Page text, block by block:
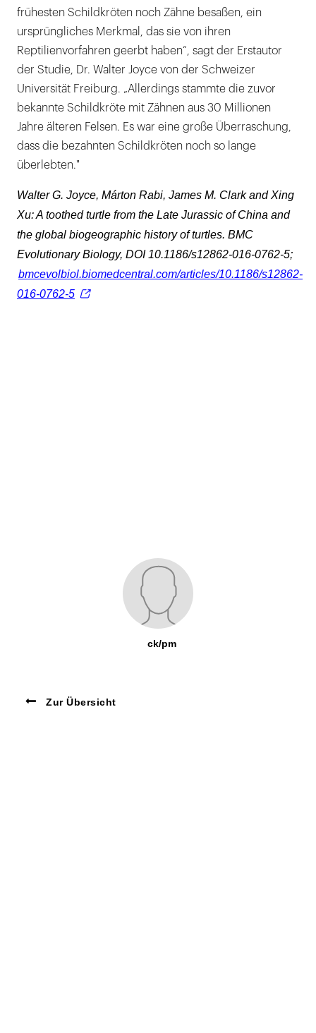
frühesten Schildkröten noch Zähne besaßen, ein
ursprüngliches Merkmal, das sie von ihren
Reptilienvorfahren geerbt haben“, sagt der Erstautor
der Studie, Dr. Walter Joyce von der Schweizer
Universität Freiburg. „Allerdings stammte die zuvor
bekannte Schildkröte mit Zähnen aus 30 Millionen
Jahre älteren Felsen. Es war eine große Überraschung,
dass die bezahnten Schildkröten noch so lange
überlebten."
Walter G. Joyce, Márton Rabi, James M. Clark and Xing
Xu: A toothed turtle from the Late Jurassic of China and
the global biogeographic history of turtles. BMC
Evolutionary Biology, DOI 10.1186/s12862-016-0762-5;
bmcevolbiol.biomedcentral.com/articles/10.1186/s12862-
016-0762-5
ck/pm
Zur Übersicht